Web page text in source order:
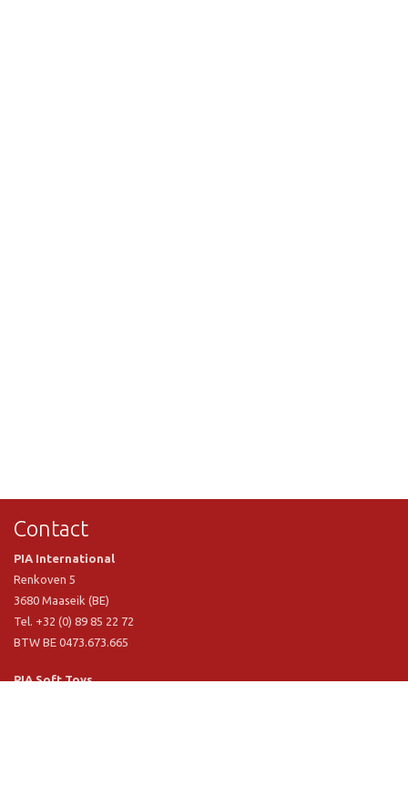
Contact
PIA International
Renkoven 5
3680 Maaseik (BE)
Tel. +32 (0) 89 85 22 72
BTW BE 0473.673.665
PIA Soft Toys